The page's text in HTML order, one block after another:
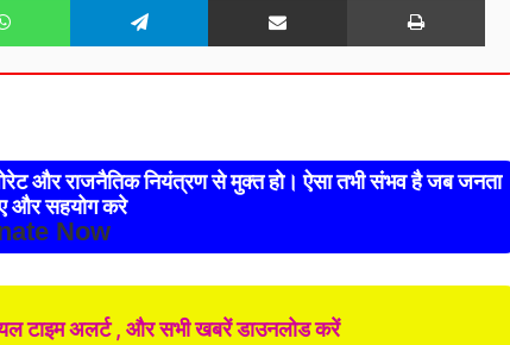
और राजनैतिक नियंत्रण से मुक्त हो। ऐसा तभी संभव है जब जनता
सहयोग करे
Now
टाइम अलर्ट , और सभी खबरें डाउनलोड करें